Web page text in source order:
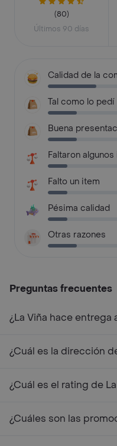
(80)
Últimos 90 días
Calidad de la
Tal como lo pedí
Buena
Faltaron
Falto un item
Pésima calidad
Otras razones
Preguntas frecuentes
¿La Viña hace entrega
¿Cuál es la dirección
¿Cuál es el rating de
¿Cuáles son las